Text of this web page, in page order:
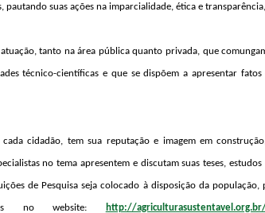
pautando suas ações na imparcialidade, ética e
tanto na área pública quanto privada, que
técnico-científicas e que se dispõem a apresentar
cidadão, tem sua reputação e imagem em
no tema apresentem e discutam suas teses,
de Pesquisa seja colocado à disposição da
no website: http://agriculturasustentavel.org.br/